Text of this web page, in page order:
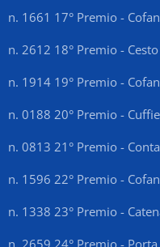
n. 1661 17° Premio -
n. 2612 18° Premio -
n. 1914 19° Premio -
n. 0188 20° Premio -
n. 0813 21° Premio -
n. 1596 22° Premio -
n. 1338 23° Premio -
n. 2659 24° Premio -